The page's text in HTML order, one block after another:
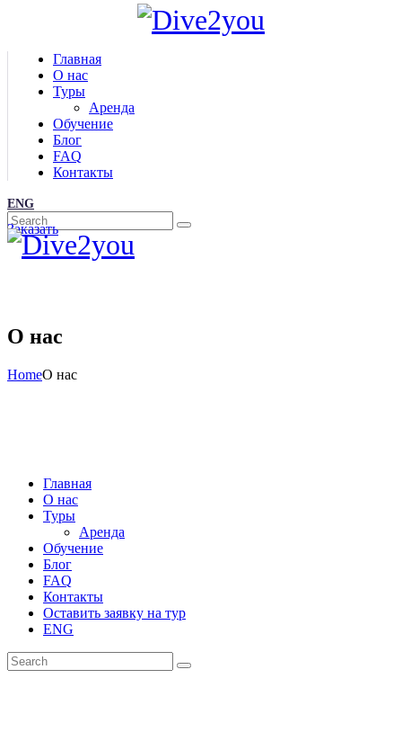
Главная
О нас
Туры
Аренда
Обучение
Блог
FAQ
Контакты
ENG
Заказать
О нас
HomeО нас
Главная
О нас
Туры
Аренда
Обучение
Блог
FAQ
Контакты
Оставить заявку на тур
ENG